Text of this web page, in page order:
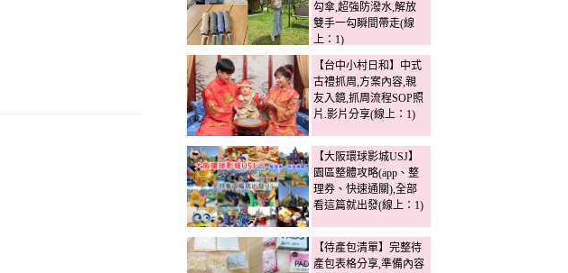
勾傘,超強防潑水,解放
雙手一勾瞬間帶走(線
上：1)
【台中小村日和】中式
古禮抓周,方案內容,親
友入鏡,抓周流程SOP照
片.影片分享(線上：1)
【大阪環球影城USJ】
園區整體攻略(app、整
理券、快速通關),全部
看這篇就出發(線上：1)
【待產包清單】完整待
產包表格分享,準備內容